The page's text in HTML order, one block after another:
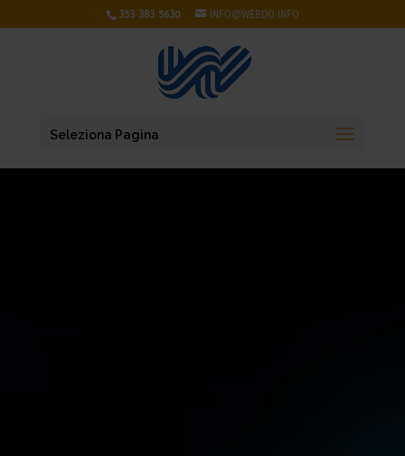
353 383 5630 INFO@WEBDO.INFO
Seleziona Pagina